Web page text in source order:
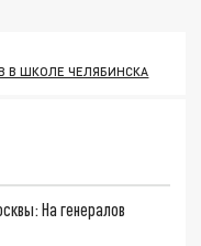
В ШКОЛЕ ЧЕЛЯБИНСКА
На генералов